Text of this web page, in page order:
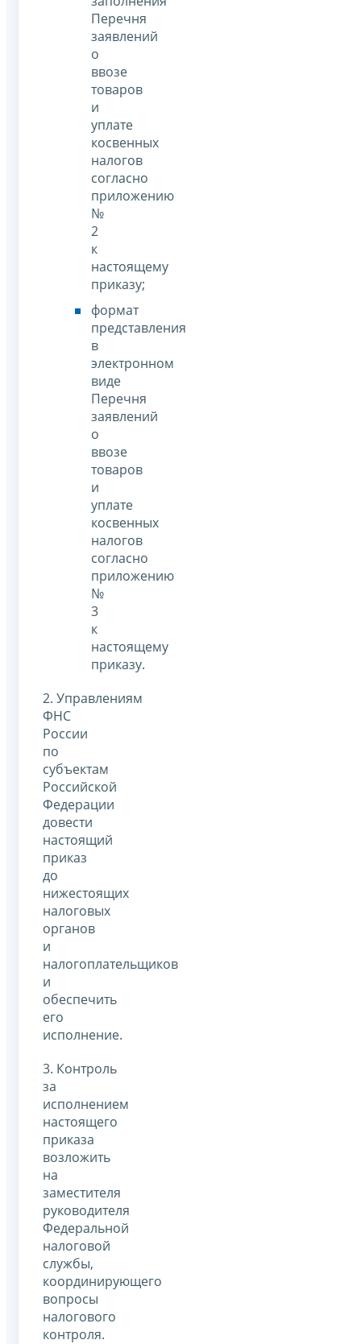
Перечня
заявлений
о
ввозе
товаров
и
уплате
косвенных
налогов
согласно
приложению
№
2
к
настоящему
приказу;
формат
представления
в
электронном
виде
Перечня
заявлений
о
ввозе
товаров
и
уплате
косвенных
налогов
согласно
приложению
№
3
к
настоящему
приказу.
2. Управлениям
ФНС
России
по
субъектам
Российской
Федерации
довести
настоящий
приказ
до
нижестоящих
налоговых
органов
и
налогоплательщиков
и
обеспечить
его
исполнение.
3. Контроль
за
исполнением
настоящего
приказа
возложить
на
заместителя
руководителя
Федеральной
налоговой
службы,
координирующего
вопросы
налогового
контроля.